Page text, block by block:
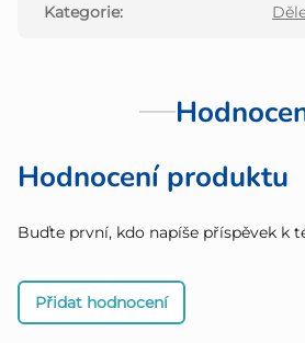
Kategorie:
Hodnocení produktu
Buďte první, kdo napíše příspěvek k
Přidat hodnocení